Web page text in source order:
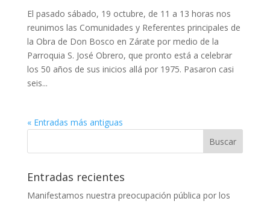
El pasado sábado, 19 octubre, de 11 a 13 horas nos
reunimos las Comunidades y Referentes principales de
la Obra de Don Bosco en Zárate por medio de la
Parroquia S. José Obrero, que pronto está a celebrar
los 50 años de sus inicios allá por 1975. Pasaron casi
seis...
« Entradas más antiguas
Entradas recientes
Manifestamos nuestra preocupación pública por los